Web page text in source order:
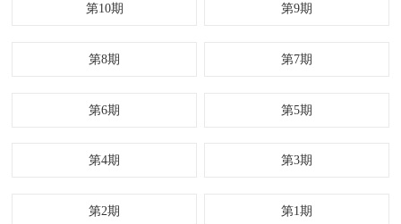
第10期 第9期
第8期 第7期
第6期 第5期
第4期 第3期
第2期 第1期